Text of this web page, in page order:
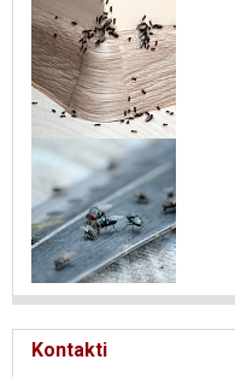
Kontakti